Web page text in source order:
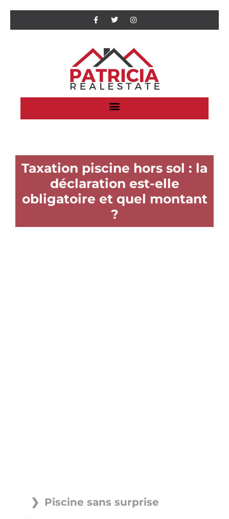
Taxation piscine hors sol : la
déclaration est-elle
obligatoire et quel montant
?
Piscine sans surprise